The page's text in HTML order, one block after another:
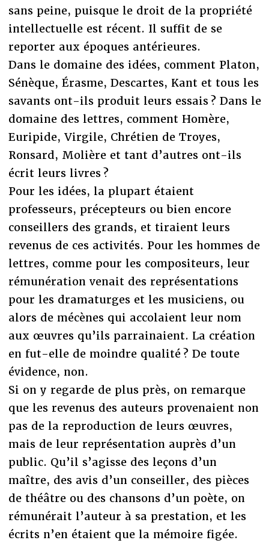
sans peine, puisque le droit de la propriété
intellectuelle est récent. Il suffit de se
reporter aux époques antérieures.
Dans le domaine des idées, comment Platon,
Sénèque, Érasme, Descartes, Kant et tous les
savants ont-ils produit leurs essais ? Dans le
domaine des lettres, comment Homère,
Euripide, Virgile, Chrétien de Troyes,
Ronsard, Molière et tant d’autres ont-ils
écrit leurs livres ?
Pour les idées, la plupart étaient
professeurs, précepteurs ou bien encore
conseillers des grands, et tiraient leurs
revenus de ces activités. Pour les hommes de
lettres, comme pour les compositeurs, leur
rémunération venait des représentations
pour les dramaturges et les musiciens, ou
alors de mécènes qui accolaient leur nom
aux œuvres qu’ils parrainaient. La création
en fut-elle de moindre qualité ? De toute
évidence, non.
Si on y regarde de plus près, on remarque
que les revenus des auteurs provenaient non
pas de la reproduction de leurs œuvres,
mais de leur représentation auprès d’un
public. Qu’il s’agisse des leçons d’un
maître, des avis d’un conseiller, des pièces
de théâtre ou des chansons d’un poète, on
rémunérait l’auteur à sa prestation, et les
écrits n’en étaient que la mémoire figée.